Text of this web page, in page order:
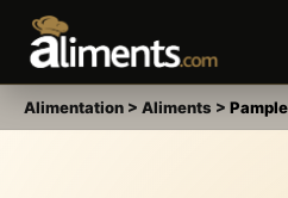
Alimentation > Aliments >